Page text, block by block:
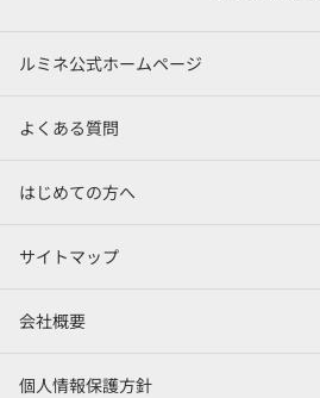
ルミネ公式ホームページ
よくある質問
はじめての方へ
サイトマップ
会社概要
個人情報保護方針